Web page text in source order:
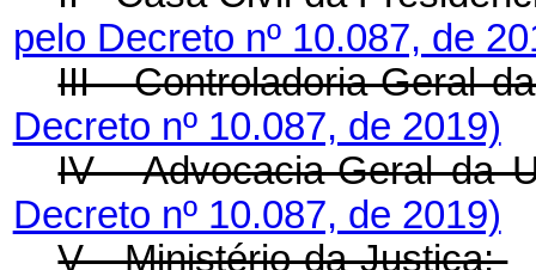
pelo Decreto nº 10.087, de
III - Controladoria-Geral
Decreto nº 10.087, de 2019)
IV - Advocacia-Geral da
Decreto nº 10.087, de 2019)
V - Ministério da Justiça;